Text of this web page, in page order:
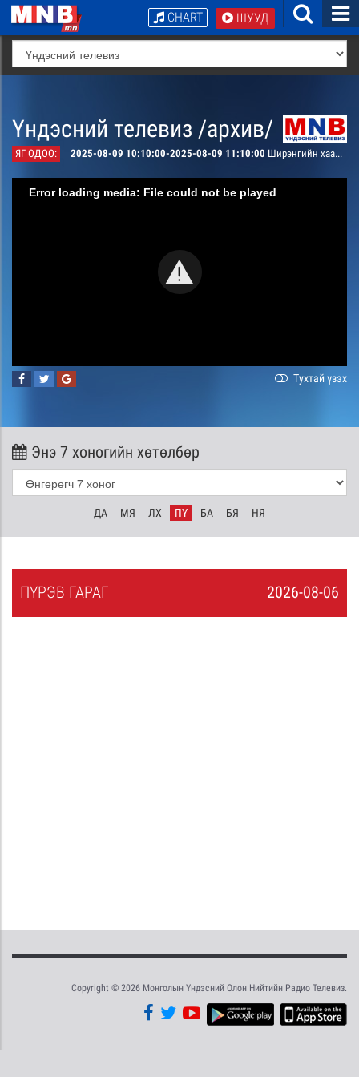
ШУУД
CHART
Үндэсний телевиз /архив/
ЯГ ОДОО: 2025-08-09 10:10:00-2025-08-09 11:10:00 Ширэнгийн хаан Лео хүүхэлдэйн кино #1
Error loading media: File could not be played
Тухтай үзэх
Энэ 7 хоногийн хөтөлбөр
ДА МЯ ЛХ ПҮ БА БЯ НЯ
2026-08-06
ПҮРЭВ ГАРАГ
Copyright © 2026 Монголын Үндэсний Олон Нийтийн Радио Телевиз.